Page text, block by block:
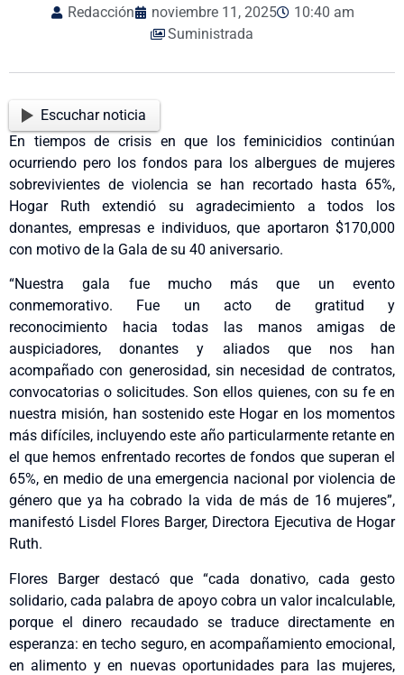
Redacción noviembre 11, 2025
10:40 am
Suministrada
Escuchar noticia
En tiempos de crisis en que los feminicidios continúan
ocurriendo pero los fondos para los albergues de mujeres
sobrevivientes de violencia se han recortado hasta 65%,
Hogar Ruth extendió su agradecimiento a todos los
donantes, empresas e individuos, que aportaron $170,000
con motivo de la Gala de su 40 aniversario.
“Nuestra gala fue mucho más que un evento
conmemorativo. Fue un acto de gratitud y
reconocimiento hacia todas las manos amigas de
auspiciadores, donantes y aliados que nos han
acompañado con generosidad, sin necesidad de contratos,
convocatorias o solicitudes. Son ellos quienes, con su fe en
nuestra misión, han sostenido este Hogar en los momentos
más difíciles, incluyendo este año particularmente retante en
el que hemos enfrentado recortes de fondos que superan el
65%, en medio de una emergencia nacional por violencia de
género que ya ha cobrado la vida de más de 16 mujeres”,
manifestó Lisdel Flores Barger, Directora Ejecutiva de Hogar
Ruth.
Flores Barger destacó que “cada donativo, cada gesto
solidario, cada palabra de apoyo cobra un valor incalculable,
porque el dinero recaudado se traduce directamente en
esperanza: en techo seguro, en acompañamiento emocional,
en alimento y en nuevas oportunidades para las mujeres,